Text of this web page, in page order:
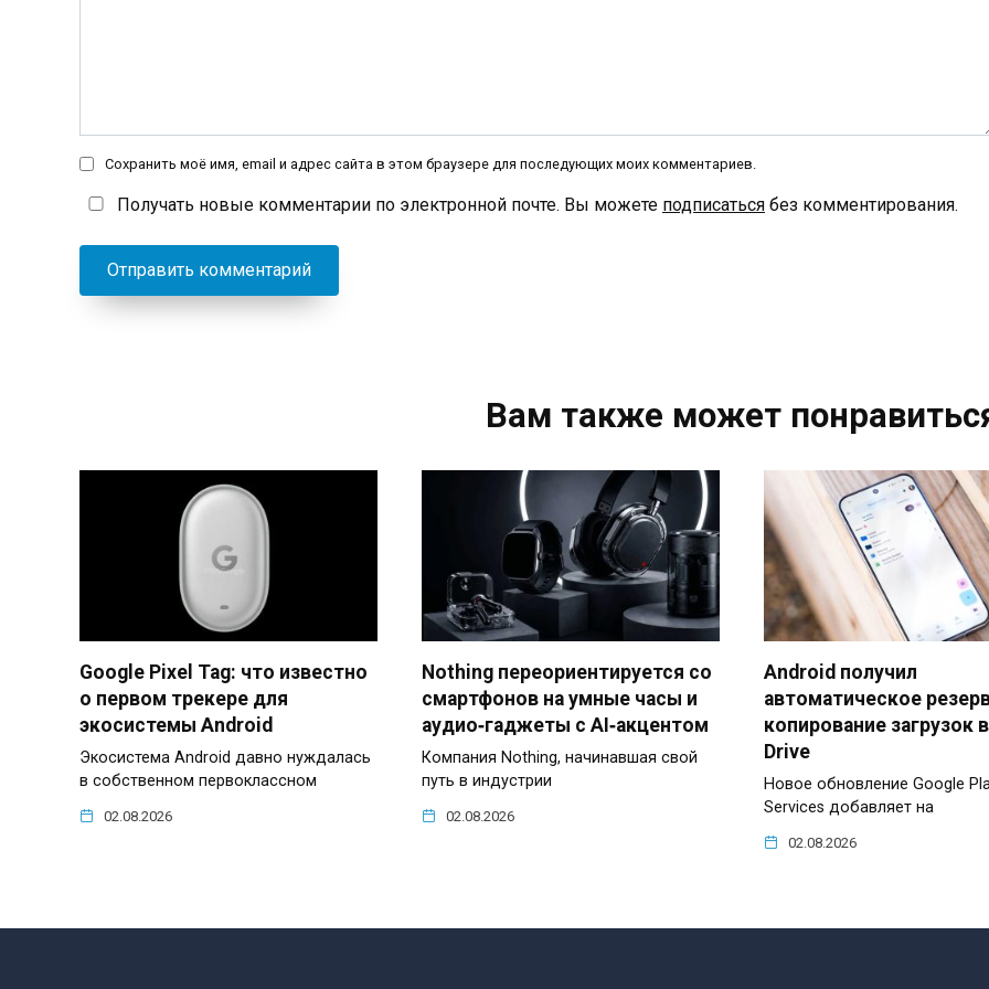
Сохранить моё имя, email и адрес сайта в этом браузере для последующих моих комментариев.
Получать новые комментарии по электронной почте. Вы можете подписаться без комментирования.
Вам также может
Google Pixel Tag: что известно
о первом трекере для
экосистемы Android
Экосистема Android давно нуждалась
в собственном первоклассном
02.08.2026
Nothing переориентируется со
смартфонов на умные часы и
аудио‑гаджеты с AI‑акцентом
Компания Nothing, начинавшая свой
путь в индустрии
02.08.2026
Android получил
автоматическое
копирование загрузок
Drive
Новое обновление Google
Services добавляет на
02.08.2026